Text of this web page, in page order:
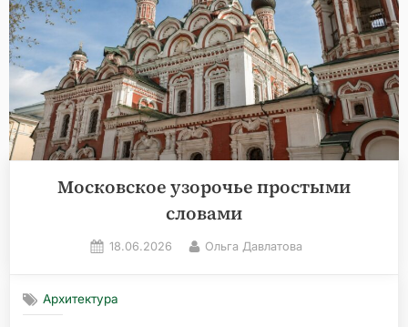
часа»
Московское узорочье простыми
словами
Posted
18.06.2026 By
Ольга Давлатова
Архитектура